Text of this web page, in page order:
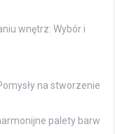
wnętrz: Wybór i
na stworzenie
palety barw